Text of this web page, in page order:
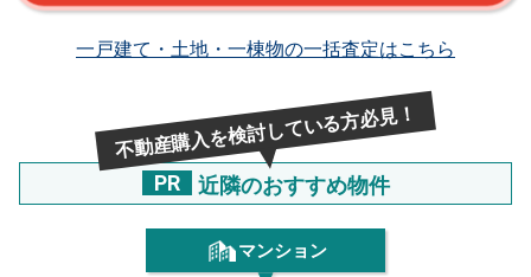
一戸建て・土地・一棟物の一括査定はこちら
不動産購入を検討している方必見！
PR 近隣のおすすめ物件
マンション